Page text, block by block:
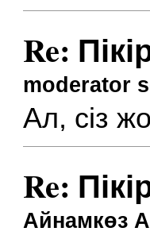
Re:
moderator
Ал, сіз
Re:
Айнамкөз